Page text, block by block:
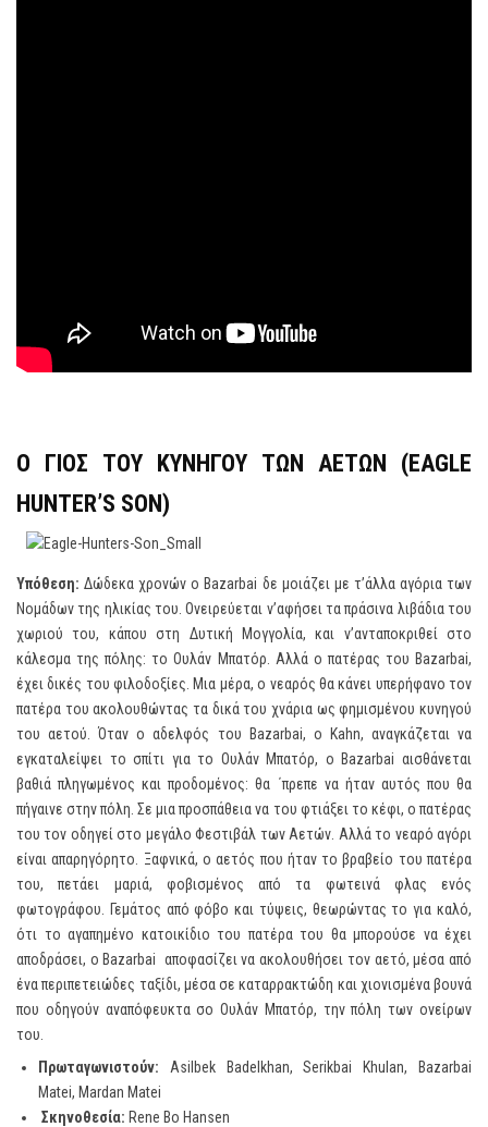
Ο ΓΙΟΣ ΤΟΥ ΚΥΝΗΓΟΥ ΤΩΝ ΑΕΤΩΝ (EAGLE
HUNTER’S SON)
Υπόθεση: Δώδεκα χρονών ο Bazarbai δε μοιάζει με τʼάλλα αγόρια των
Νομάδων της ηλικίας του. Ονειρεύεται νʼαφήσει τα πράσινα λιβάδια του
χωριού του, κάπου στη Δυτική Μογγολία, και νʼανταποκριθεί στο
κάλεσμα της πόλης: το Ουλάν Μπατόρ. Αλλά ο πατέρας του Bazarbai,
έχει δικές του φιλοδοξίες. Μια μέρα, ο νεαρός θα κάνει υπερήφανο τον
πατέρα του ακολουθώντας τα δικά του χνάρια ως φημισμένου κυνηγού
του αετού. Όταν ο αδελφός του Bazarbai, ο Kahn, αναγκάζεται να
εγκαταλείψει το σπίτι για το Ουλάν Μπατόρ, ο Bazarbai αισθάνεται
βαθιά πληγωμένος και προδομένος: θα ΄πρεπε να ήταν αυτός που θα
πήγαινε στην πόλη. Σε μια προσπάθεια να του φτιάξει το κέφι, ο πατέρας
του τον οδηγεί στο μεγάλο Φεστιβάλ των Αετών. Αλλά το νεαρό αγόρι
είναι απαρηγόρητο. Ξαφνικά, ο αετός που ήταν το βραβείο του πατέρα
του, πετάει μαριά, φοβισμένος από τα φωτεινά φλας ενός
φωτογράφου. Γεμάτος από φόβο και τύψεις, θεωρώντας το για καλό,
ότι το αγαπημένο κατοικίδιο του πατέρα του θα μπορούσε να έχει
αποδράσει, ο Bazarbai αποφασίζει να ακολουθήσει τον αετό, μέσα από
ένα περιπετειώδες ταξίδι, μέσα σε καταρρακτώδη και χιονισμένα βουνά
που οδηγούν αναπόφευκτα σο Ουλάν Μπατόρ, την πόλη των ονείρων
του.
Πρωταγωνιστούν: Asilbek Badelkhan, Serikbai Khulan, Bazarbai
Matei, Mardan Matei
Σκηνοθεσία: Rene Bo Hansen